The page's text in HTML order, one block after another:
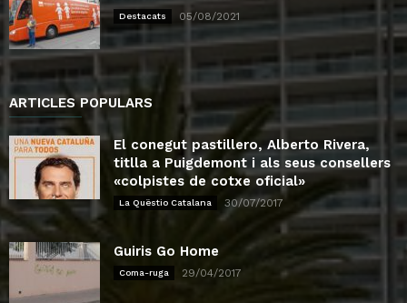
Destacats 05/08/2021
ARTICLES POPULARS
El conegut pastillero, Alberto Rivera,
titlla a Puigdemont i als seus consellers
«colpistes de cotxe oficial»
La Quëstio Catalana 30/07/2017
Guiris Go Home
Coma-ruga 29/04/2017